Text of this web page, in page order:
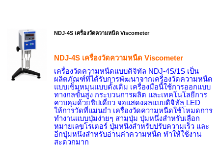
NDJ-4S เครื่องวัดความหนืด Viscometer
NDJ-4S เครื่องวัดความหนืด Viscometer
เครื่องวัดความหนืดแบบดิจิทัล NDJ-4S/1S เป็น
ผลิตภัณฑ์ที่ได้รับการพัฒนาจากเครื่องวัดความหนืด
แบบเข็มหมุนแบบดั้งเดิม เครื่องมือนี้ใช้การออกแบบ
ทางกลขั้นสูง กระบวนการผลิต และเทคโนโลยีการ
ควบคุมด้วยชิปเดี่ยว จอแสดงผลแบบดิจิทัล LED
ให้การวัดที่แม่นยำ เครื่องวัดความหนืดใช้โหมดการ
ทำงานแบบปุ่มง่ายๆ สามปุ่ม ปุ่มหนึ่งสำหรับเลือก
หมายเลขโรเตอร์ ปุ่มหนึ่งสำหรับปรับความเร็ว และ
อีกปุ่มหนึ่งสำหรับอ่านค่าความหนืด ทำให้ใช้งาน
สะดวกมาก